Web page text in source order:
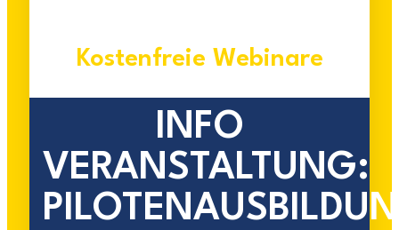
Kostenfreie Webinare
INFO
VERANSTALTUNG: